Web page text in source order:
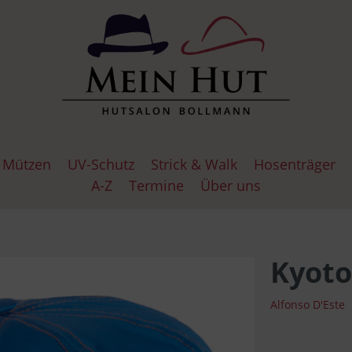
Mützen UV-Schutz Strick & Walk Hosenträger
A-Z
Termine Über uns
PanamahüteSchlapphüte Traveller Hüte
Hutmützen Alfonso D'Este